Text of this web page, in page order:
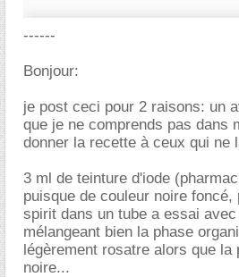
------
Bonjour:
je post ceci pour 2 raisons: un
que je ne comprends pas dans
donner la recette à ceux qui ne
3 ml de teinture d'iode
puisque de couleur noire
spirit dans un tube a essai
mélangeant bien la phase
légèrement rosatre alors que la
noire...